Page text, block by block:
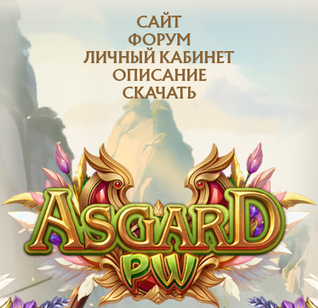
САЙТ
ФОРУМ
ЛИЧНЫЙ КАБИНЕТ
ОПИСАНИЕ
СКАЧАТЬ